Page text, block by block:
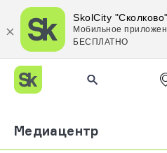
SkolCity "Сколково"
Мобильное
БЕСПЛАТНО
Медиацентр